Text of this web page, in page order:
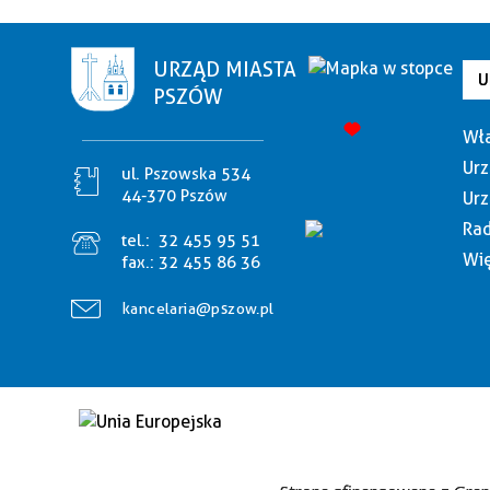
URZĄD MIASTA
PSZÓW
ul. Pszowska 534
44-370 Pszów
tel.: 32 455 95 51
fax.: 32 455 86 36
kancelaria@pszow.pl